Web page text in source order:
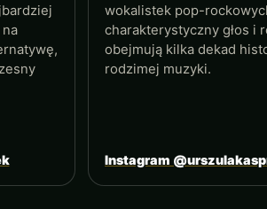
wokalistek pop-
charakterystyczny głos i
obejmują kilka dekad
rodzimej muzyki.
Instagram